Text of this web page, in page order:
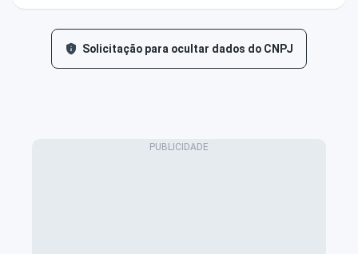
Solicitação para ocultar dados do CNPJ